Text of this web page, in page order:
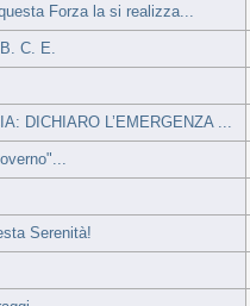
Forza la si realizza...
C. E.
DICHIARO L’EMERGENZA ...
Serenità!